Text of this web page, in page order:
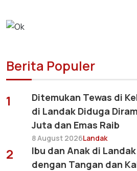
Berita Populer
1
Ditemukan Tewas di
di Landak Diduga
Juta dan Emas Raib
8 August 2026Landak
2
Ibu dan Anak di
dengan Tangan dan